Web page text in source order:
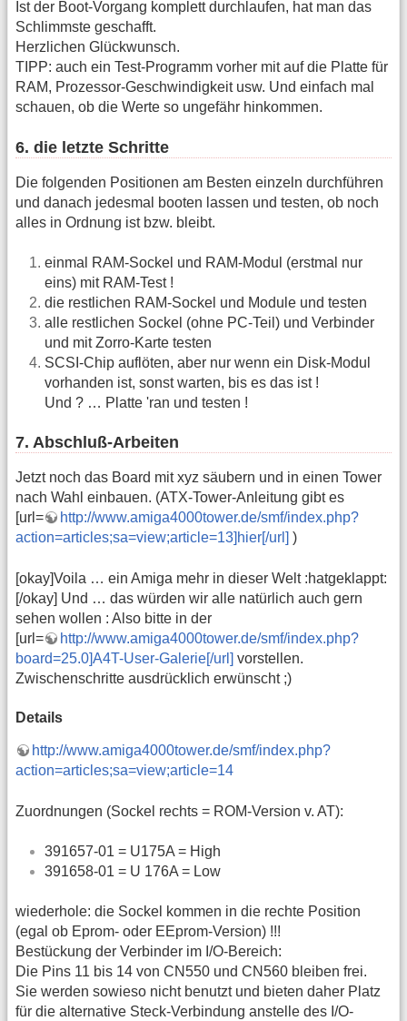
Ist der Boot-Vorgang komplett durchlaufen, hat man das
Schlimmste geschafft.
Herzlichen Glückwunsch.
TIPP: auch ein Test-Programm vorher mit auf die Platte für
RAM, Prozessor-Geschwindigkeit usw. Und einfach mal
schauen, ob die Werte so ungefähr hinkommen.
6. die letzte Schritte
Die folgenden Positionen am Besten einzeln durchführen
und danach jedesmal booten lassen und testen, ob noch
alles in Ordnung ist bzw. bleibt.
einmal RAM-Sockel und RAM-Modul (erstmal nur
eins) mit RAM-Test !
die restlichen RAM-Sockel und Module und testen
alle restlichen Sockel (ohne PC-Teil) und Verbinder
und mit Zorro-Karte testen
SCSI-Chip auflöten, aber nur wenn ein Disk-Modul
vorhanden ist, sonst warten, bis es das ist !
Und ? … Platte 'ran und testen !
7. Abschluß-Arbeiten
Jetzt noch das Board mit xyz säubern und in einen Tower
nach Wahl einbauen. (ATX-Tower-Anleitung gibt es
[url=
http://www.amiga4000tower.de/smf/index.php?
action=articles;sa=view;article=13]hier[/url] )
[okay]Voila … ein Amiga mehr in dieser Welt :hatgeklappt:
[/okay] Und … das würden wir alle natürlich auch gern
sehen wollen : Also bitte in der
[url=
http://www.amiga4000tower.de/smf/index.php?
board=25.0]A4T-User-Galerie[/url] vorstellen.
Zwischenschritte ausdrücklich erwünscht ;)
Details
http://www.amiga4000tower.de/smf/index.php?
action=articles;sa=view;article=14
Zuordnungen (Sockel rechts = ROM-Version v. AT):
391657-01 = U175A = High
391658-01 = U 176A = Low
wiederhole: die Sockel kommen in die rechte Position
(egal ob Eprom- oder EEprom-Version) !!!
Bestückung der Verbinder im I/O-Bereich:
Die Pins 11 bis 14 von CN550 und CN560 bleiben frei.
Sie werden sowieso nicht benutzt und bieten daher Platz
für die alternative Steck-Verbindung anstelle des I/O-